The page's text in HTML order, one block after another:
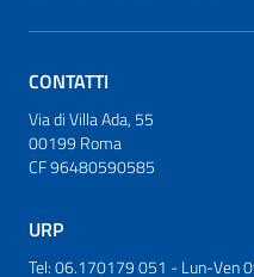
CONTATTI
Via di Villa Ada, 55
00199 Roma
CF 96480590585
URP
Tel: 06.170179 051 - Lun-Ven